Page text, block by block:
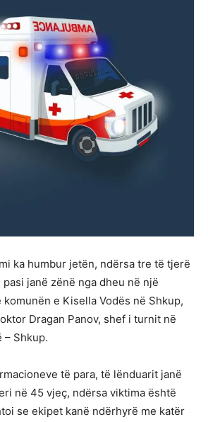
ka humbur jetën, ndërsa tre të tjerë
janë zënë nga dheu në një
e Kisella Vodës në Shkup,
Dragan Panov, shef i turnit në
– Shkup.
të para, të lënduarit janë
në 45 vjeç, ndërsa viktima është
se ekipet kanë ndërhyrë me katër